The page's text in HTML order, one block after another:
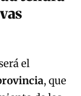
el
, que